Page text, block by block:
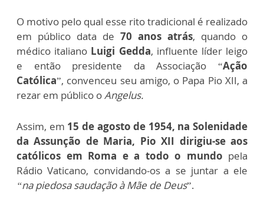
O motivo pelo qual esse rito tradicional é realizado
em público data de 70 anos atrás, quando o
médico italiano Luigi Gedda, influente líder leigo
e então presidente da Associação “Ação
Católica”, convenceu seu amigo, o Papa Pio XII, a
rezar em público oAngelus.
Assim, em 15 de agosto de 1954, na Solenidade
da Assunção de Maria, Pio XII dirigiu-se aos
católicos em Roma e a todo o mundo pela
Rádio Vaticano, convidando-os a se juntar a ele
“na piedosa saudação à Mãe de Deus”.